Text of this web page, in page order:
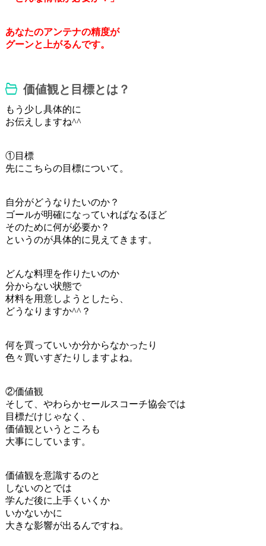
あなたのアンテナの精度が
グーンと上がるんです。
価値観と目標とは？
もう少し具体的に
お伝えしますね^^
①目標
先にこちらの目標について。
自分がどうなりたいのか？
ゴールが明確になっていればなるほど
そのために何が必要か？
というのが具体的に見えてきます。
どんな料理を作りたいのか
分からない状態で
材料を用意しようとしたら、
どうなりますか^^？
何を買っていいか分からなかったり
色々買いすぎたりしますよね。
②価値観
そして、やわらかセールスコーチ協会では
目標だけじゃなく、
価値観というところも
大事にしています。
価値観を意識するのと
しないのとでは
学んだ後に上手くいくか
いかないかに
大きな影響が出るんですね。